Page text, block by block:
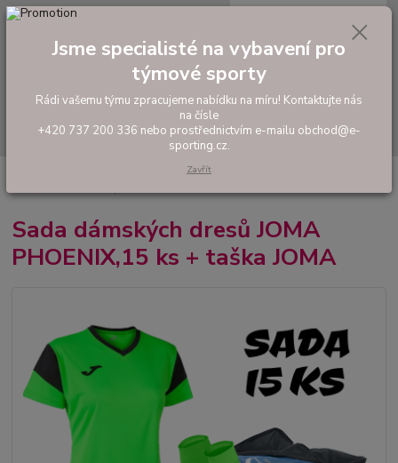
Hledat
tel: +420 737 200 336
0,00 Kč
Akční sady dresů
dresů JOMA PHOENIX,15 ks + taška JOMA
Sada dámských dresů JOMA
PHOENIX,15 ks + taška JOMA
Jsme specialisté na vybavení pro
týmové sporty
Rádi vašemu týmu zpracujeme nabídku na míru! Kontaktujte nás
na čísle
+420 737 200 336 nebo prostřednictvím e-mailu obchod@e-
sporting.cz.
Zavřít